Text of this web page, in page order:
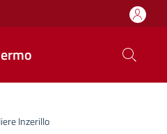
Inzerillo